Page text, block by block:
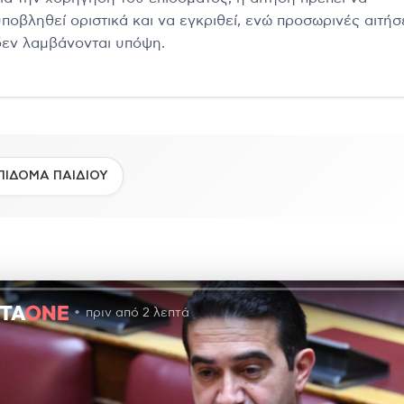
οριστικά και να εγκριθεί, ενώ προσωρινές
λαμβάνονται υπόψη.
ΠΑΙΔΙΟΥ
πριν από 2 λεπτά